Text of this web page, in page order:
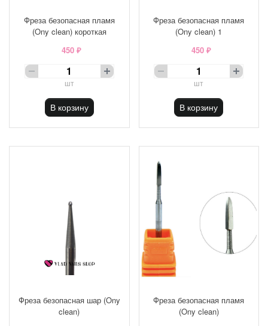
Фреза безопасная пламя
(Ony clean) короткая
450 ₽
шт
В корзину
Фреза безопасная пламя
(Ony clean) 1
450 ₽
шт
В корзину
Фреза безопасная шар (Ony
clean)
Фреза безопасная пламя
(Ony clean)